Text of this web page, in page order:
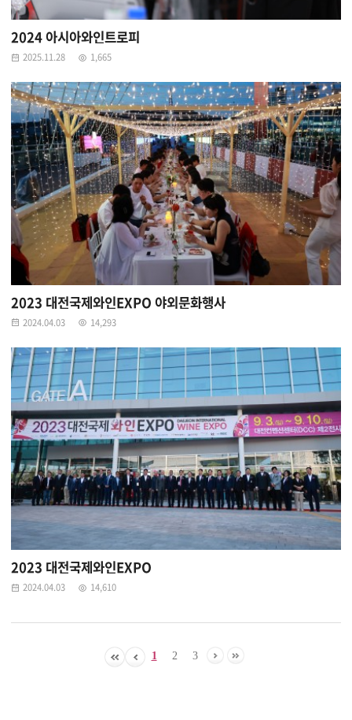
2024 아시아와인트로피
2025.11.28 1,665
2023 대전국제와인EXPO 야외문화행사
2024.04.03 14,293
2023 대전국제와인EXPO
2024.04.03 14,610
1 2 3